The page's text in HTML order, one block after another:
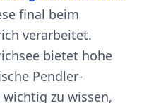
final beim
verarbeitet.
bietet hohe
Pendler-
zu wissen,